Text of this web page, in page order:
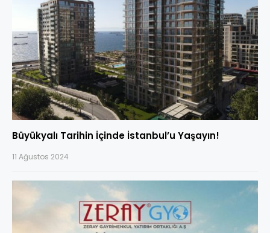
Büyükyalı Tarihin İçinde İstanbul’u Yaşayın!
11 Ağustos 2024